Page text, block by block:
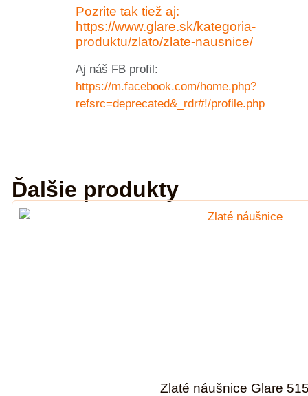
Pozrite tak tiež aj:
https://www.glare.sk/kategoria-
produktu/zlato/zlate-nausnice/
Aj náš FB profil:
https://m.facebook.com/home.php?
refsrc=deprecated&_rdr#!/profile.php
Ďalšie produkty
Zlaté náušnice Glare